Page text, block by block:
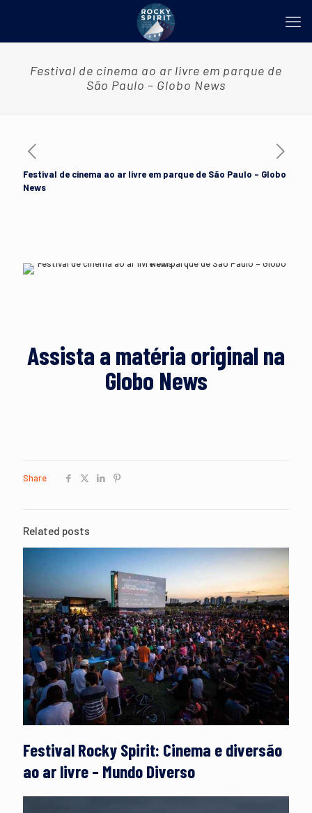
Festival de cinema ao ar livre em parque de
São Paulo – Globo News
Festival de cinema ao ar livre em parque de São Paulo – Globo
News
Assista a matéria original na
Globo News
Share
Related posts
Festival Rocky Spirit: Cinema e diversão
ao ar livre – Mundo Diverso